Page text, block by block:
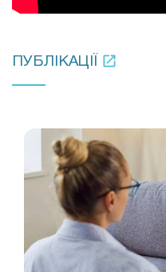
ПУБЛІКАЦІЇ